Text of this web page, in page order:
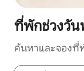
ที่พักช่วงวัน
ค้นหาและจองที่